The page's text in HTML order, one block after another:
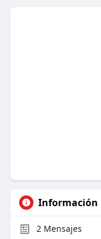
Información
2Mensajes